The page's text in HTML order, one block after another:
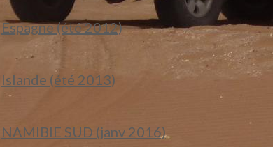
Espagne (été 2012)
Islande (été 2013)
NAMIBIE SUD (janv 2016)